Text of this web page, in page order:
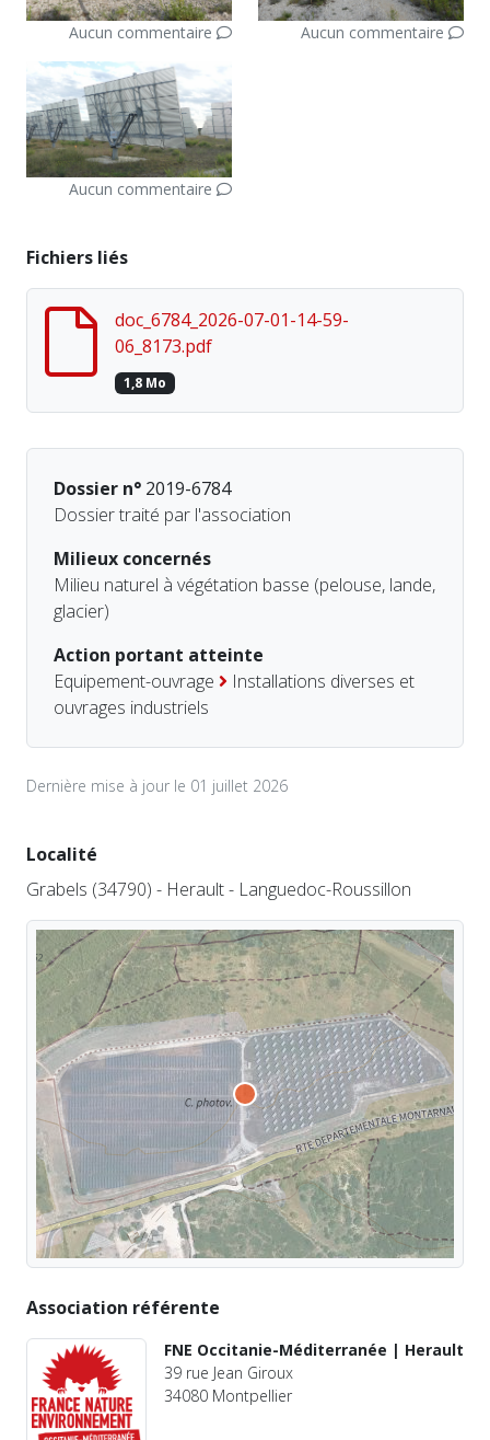
Aucun commentaire Aucun commentaire
Aucun commentaire
Fichiers liés
doc_6784_2026-07-01-14-59-
06_8173.pdf
1,8 Mo
Dossier n° 2019-6784
Dossier traité par l'association
Milieux concernés
Milieu naturel à végétation basse (pelouse, lande,
glacier)
Action portant atteinte
Equipement-ouvrage
Installations diverses et
ouvrages industriels
Dernière mise à jour le 01 juillet 2026
Localité
Grabels (34790) - Herault - Languedoc-Roussillon
Association référente
FNE Occitanie-Méditerranée | Herault
39 rue Jean Giroux
34080 Montpellier